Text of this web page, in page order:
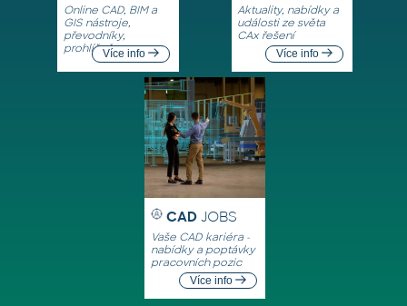
Online CAD, BIM a
GIS nástroje,
převodníky,
prohlížečeVíce info
Aktuality, nabídky a
události ze světa
CAx řešení
Více info
CAD JOBS
Vaše CAD kariéra -
nabídky a poptávky
pracovních pozic
Více info